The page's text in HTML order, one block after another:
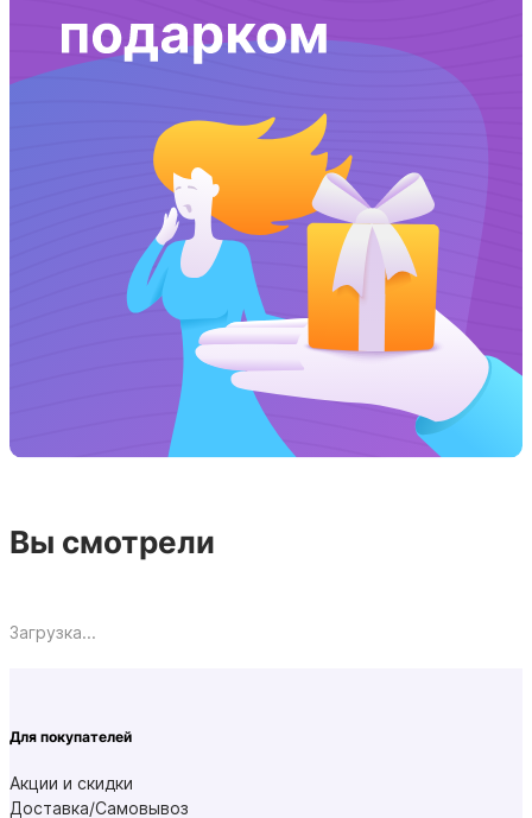
Вы смотрели
Загрузка...
Для покупателей
Акции и скидки
Доставка/Самовывоз